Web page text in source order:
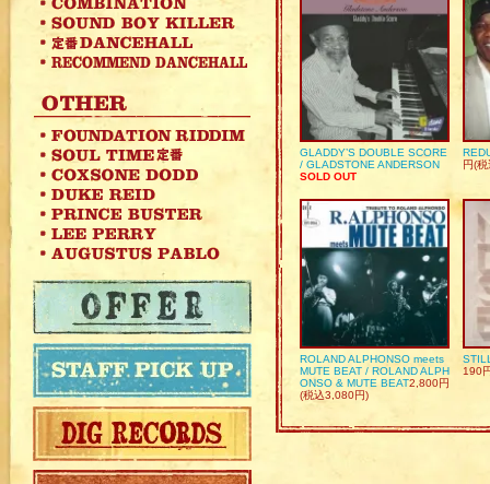
GLADDY’S DOUBLE SCORE
/ GLADSTONE ANDERSON
SOLD OUT
円(
ROLAND ALPHONSO meets
MUTE BEAT / ROLAND ALPH
ONSO & MUTE BEAT2,800円
(税込3,080円)
190